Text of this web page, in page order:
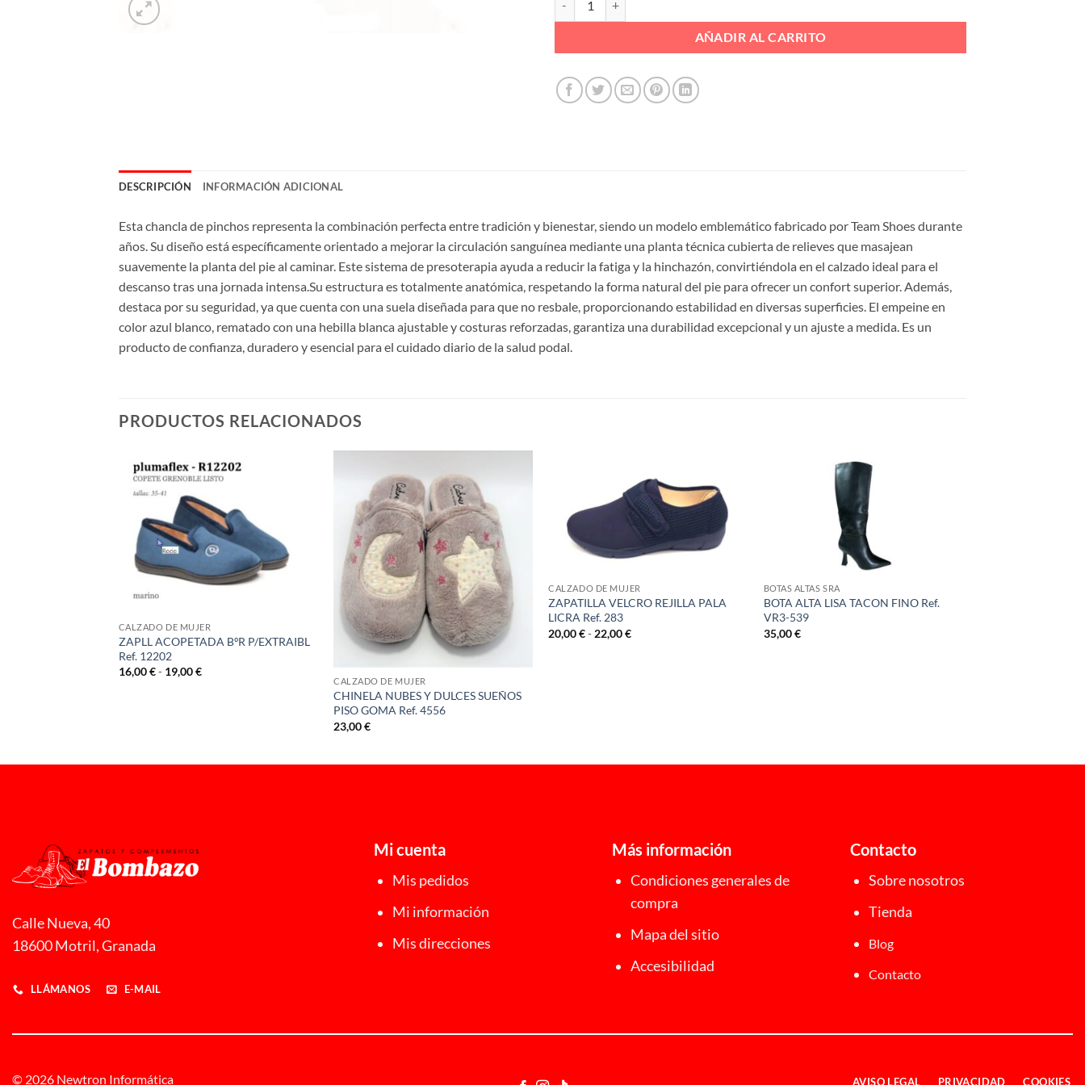
AÑADIR AL CARRITO
DESCRIPCIÓN INFORMACIÓN ADICIONAL
Esta chancla de pinchos representa la combinación perfecta entre tradición y bienestar, siendo un modelo emblemático fabricado por Team Shoes durante
años. Su diseño está específicamente orientado a mejorar la circulación sanguínea mediante una planta técnica cubierta de relieves que masajean
suavemente la planta del pie al caminar. Este sistema de presoterapia ayuda a reducir la fatiga y la hinchazón, convirtiéndola en el calzado ideal para el
descanso tras una jornada intensa.Su estructura es totalmente anatómica, respetando la forma natural del pie para ofrecer un confort superior. Además,
destaca por su seguridad, ya que cuenta con una suela diseñada para que no resbale, proporcionando estabilidad en diversas superficies. El empeine en
color azul blanco, rematado con una hebilla blanca ajustable y costuras reforzadas, garantiza una durabilidad excepcional y un ajuste a medida. Es un
producto de confianza, duradero y esencial para el cuidado diario de la salud podal.
PRODUCTOS RELACIONADOS
CALZADO DE MUJER
ZAPLL ACOPETADA BºR P/EXTRAIBL
Ref. 12202
16,00€- 19,00€Rango
CALZADO DE MUJER
CHINELA NUBES Y DULCES SUEÑOS
PISO GOMA Ref. 4556
23,00€
CALZADO DE MUJER
ZAPATILLA VELCRO REJILLA PALA
LICRA Ref. 283
20,00€- 22,00€Rango
BOTAS ALTAS SRA
BOTA ALTA LISA TACON FINO Ref.
VR3-539
35,00€
Calle Nueva, 40
18600 Motril, Granada
LLÁMANOS E-MAIL
Mi cuenta
Mis pedidos
Mi información
Mis direcciones
Más información
Condiciones generales de
compra
Mapa del sitio
Accesibilidad
Contacto
Sobre nosotros
Tienda
Blog
Contacto
© 2026 Newtron Informática AVISO LEGAL PRIVACIDAD COOKIES